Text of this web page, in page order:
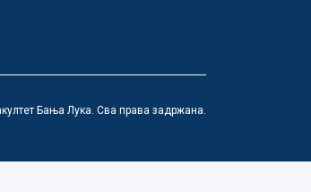
Бања Лука. Сва права задржана.